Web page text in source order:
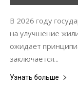
В 2026 году
на улучшение
ожидает
заключается...
Узнать больше